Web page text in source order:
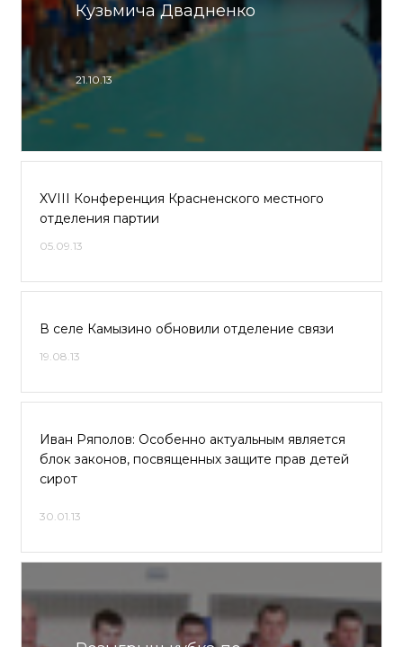
Кузьмича Двадненко
21.10.13
XVIII Конференция Красненского местного
отделения партии
05.09.13
В селе Камызино обновили отделение связи
19.08.13
Иван Ряполов: Особенно актуальным является
блок законов, посвященных защите прав детей
сирот
30.01.13